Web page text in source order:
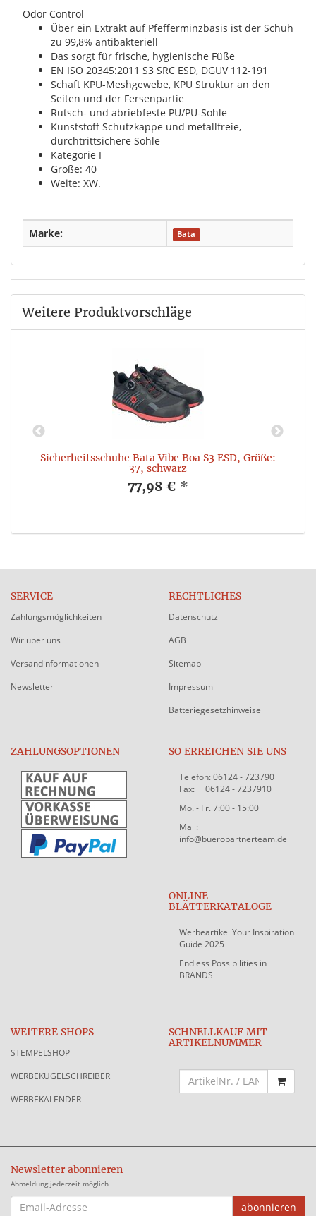
Odor Control
Über ein Extrakt auf Pfefferminzbasis ist der Schuh
zu 99,8% antibakteriell
Das sorgt für frische, hygienische Füße
EN ISO 20345:2011 S3 SRC ESD, DGUV 112-191
Schaft KPU-Meshgewebe, KPU Struktur an den
Seiten und der Fersenpartie
Rutsch- und abriebfeste PU/PU-Sohle
Kunststoff Schutzkappe und metallfreie,
durchtrittsichere Sohle
Kategorie I
Größe: 40
Weite: XW.
Marke: Bata
Weitere Produktvorschläge
Sicherheitsschuhe Bata Vibe Boa S3 ESD, Größe:
37, schwarz
77,98 € *
SERVICE
Zahlungsmöglichkeiten
Wir über uns
Versandinformationen
Newsletter
RECHTLICHES
Datenschutz
AGB
Sitemap
Impressum
Batteriegesetzhinweise
ZAHLUNGSOPTIONEN SO ERREICHEN SIE UNS
Telefon: 06124 - 723790
Fax: 06124 - 7237910
Mo. - Fr. 7:00 - 15:00
Mail:
info@bueropartnerteam.de
ONLINE
BLÄTTERKATALOGE
Werbeartikel Your Inspiration
Guide 2025
Endless Possibilities in
BRANDS
WEITERE SHOPS
STEMPELSHOP
WERBEKUGELSCHREIBER
WERBEKALENDER
SCHNELLKAUF MIT
ARTIKELNUMMER
Newsletter abonnieren
Abmeldung jederzeit möglich
EMAIL-
ADRESSE
abonnieren